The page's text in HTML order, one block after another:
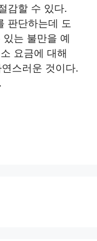
감할 수 있다.
판단하는데 도
는 불만을 예
요금에 대해
스러운 것이다.